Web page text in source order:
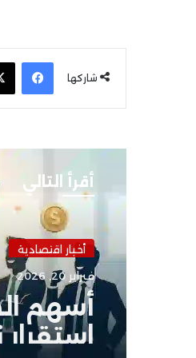
شاركها
أقرأ التالي
أخبار اقتصادية
فبراير 20, 2026
أسهم